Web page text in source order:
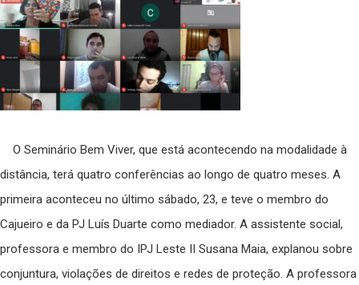
O Seminário Bem Viver, que está acontecendo na modalidade à
distância, terá quatro conferências ao longo de quatro meses. A
primeira aconteceu no último sábado, 23, e teve o membro do
Cajueiro e da PJ Luís Duarte como mediador. A assistente social,
professora e membro do IPJ Leste II Susana Maia, explanou sobre
conjuntura, violações de direitos e redes de proteção. A professora